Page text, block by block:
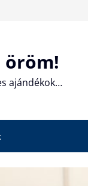
ajándékok…